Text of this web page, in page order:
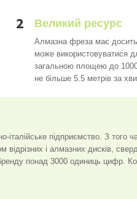
2 Великий ресурс
Алмазна фреза має
може використовуватися
загальною площею до
не більше 5.5 метрів за
підприємство. З того
і алмазних дисків,
понад 3000 одиниць цифр.